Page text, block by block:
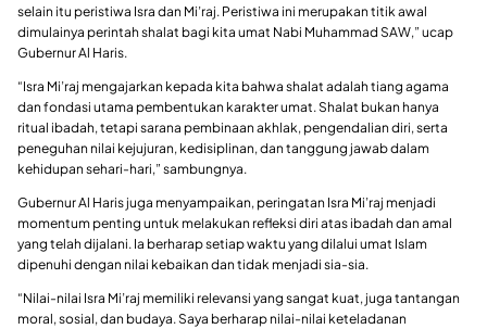
selain itu peristiwa Isra dan Mi’raj. Peristiwa ini merupakan titik awal
dimulainya perintah shalat bagi kita umat Nabi Muhammad SAW,” ucap
Gubernur Al Haris.
“Isra Mi’raj mengajarkan kepada kita bahwa shalat adalah tiang agama
dan fondasi utama pembentukan karakter umat. Shalat bukan hanya
ritual ibadah, tetapi sarana pembinaan akhlak, pengendalian diri, serta
peneguhan nilai kejujuran, kedisiplinan, dan tanggung jawab dalam
kehidupan sehari-hari,” sambungnya.
Gubernur Al Haris juga menyampaikan, peringatan Isra Mi’raj menjadi
momentum penting untuk melakukan refleksi diri atas ibadah dan amal
yang telah dijalani. Ia berharap setiap waktu yang dilalui umat Islam
dipenuhi dengan nilai kebaikan dan tidak menjadi sia-sia.
“Nilai-nilai Isra Mi’raj memiliki relevansi yang sangat kuat, juga tantangan
moral, sosial, dan budaya. Saya berharap nilai-nilai keteladanan